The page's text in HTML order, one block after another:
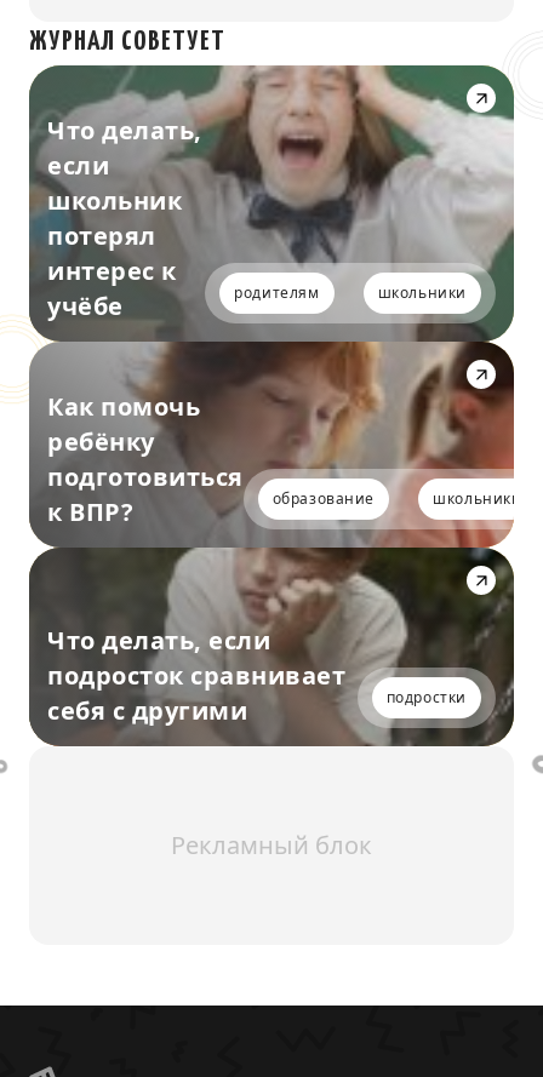
ЖУРНАЛ СОВЕТУЕТ
Что делать,
если
школьник
потерял
интерес к
учёбе
родителям школьники
Как помочь
ребёнку
подготовиться
к ВПР?
образование школьники
Что делать, если
подросток сравнивает
себя с другими
подростки
Рекламный блок